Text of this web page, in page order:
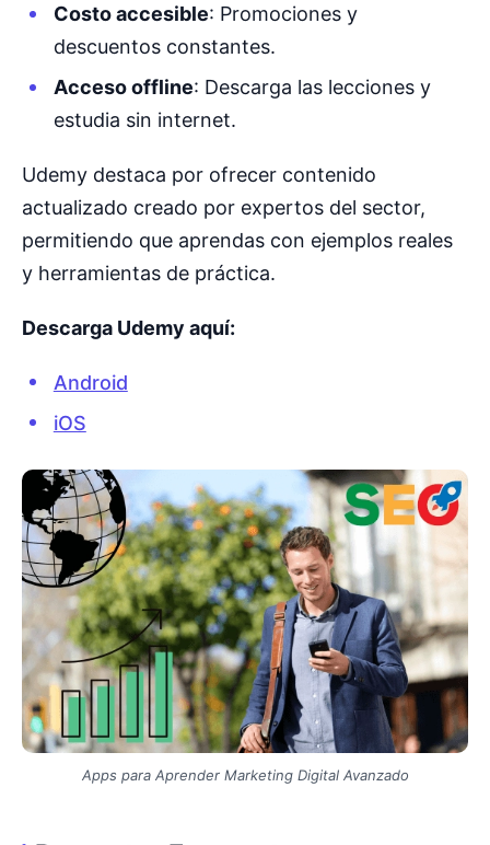
Costo accesible: Promociones y
descuentos constantes.
Acceso offline: Descarga las lecciones y
estudia sin internet.
Udemy destaca por ofrecer contenido
actualizado creado por expertos del sector,
permitiendo que aprendas con ejemplos reales
y herramientas de práctica.
Descarga Udemy aquí:
Android
iOS
Apps para Aprender Marketing Digital Avanzado